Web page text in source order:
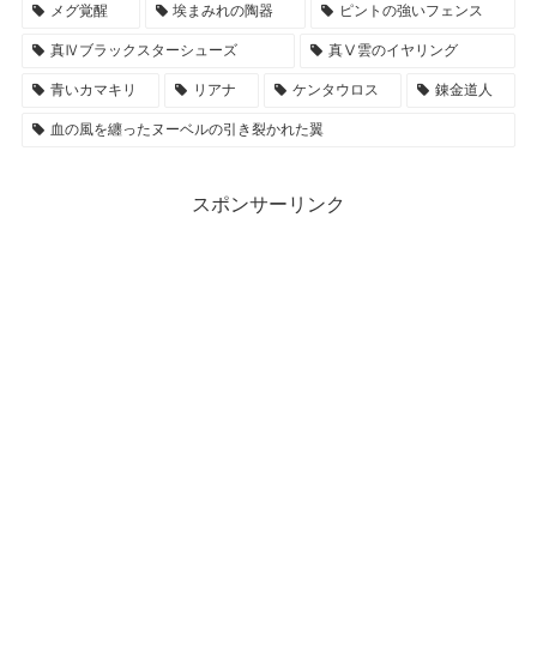
メグ覚醒 埃まみれの陶器 ピントの強いフェンス
真Ⅳブラックスターシューズ 真Ⅴ雲のイヤリング
青いカマキリ リアナ ケンタウロス 錬金道人
血の風を纏ったヌーベルの引き裂かれた翼
スポンサーリンク